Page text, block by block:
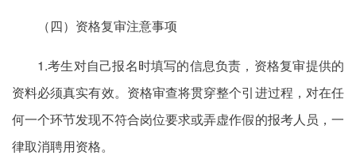
（四）资格复审注意事项
1.考生对自己报名时填写的信息负责，资格复审提供的
资料必须真实有效。资格审查将贯穿整个引进过程，对在任
何一个环节发现不符合岗位要求或弄虚作假的报考人员，一
律取消聘用资格。